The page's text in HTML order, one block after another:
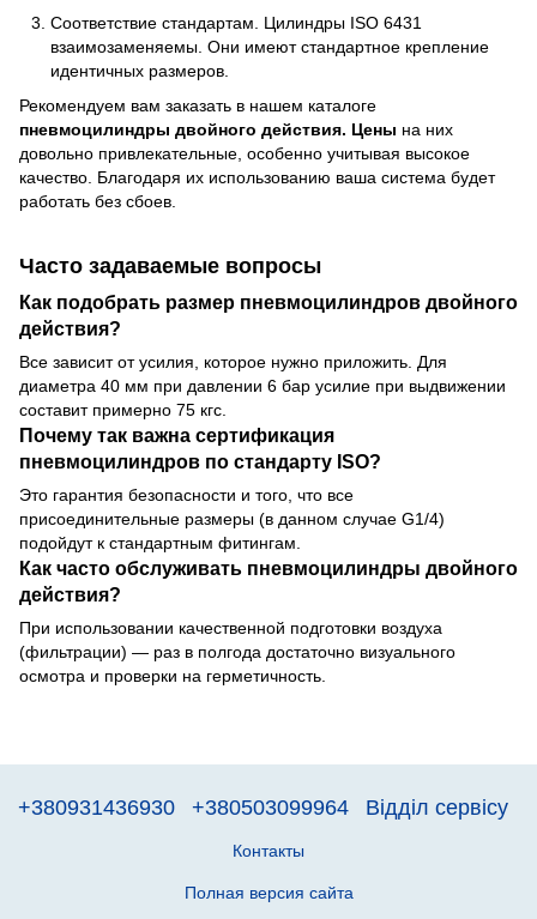
Соответствие стандартам. Цилиндры ISO 6431
взаимозаменяемы. Они имеют стандартное крепление
идентичных размеров.
Рекомендуем вам заказать в нашем каталоге
пневмоцилиндры двойного действия. Цены на них
довольно привлекательные, особенно учитывая высокое
качество. Благодаря их использованию ваша система будет
работать без сбоев.
Часто задаваемые вопросы
Как подобрать размер пневмоцилиндров двойного
действия?
Все зависит от усилия, которое нужно приложить. Для
диаметра 40 мм при давлении 6 бар усилие при выдвижении
составит примерно 75 кгс.
Почему так важна сертификация
пневмоцилиндров по стандарту ISO?
Это гарантия безопасности и того, что все
присоединительные размеры (в данном случае G1/4)
подойдут к стандартным фитингам.
Как часто обслуживать пневмоцилиндры двойного
действия?
При использовании качественной подготовки воздуха
(фильтрации) — раз в полгода достаточно визуального
осмотра и проверки на герметичность.
+380931436930 +380503099964 Відділ сервісу
Контакты
Полная версия сайта